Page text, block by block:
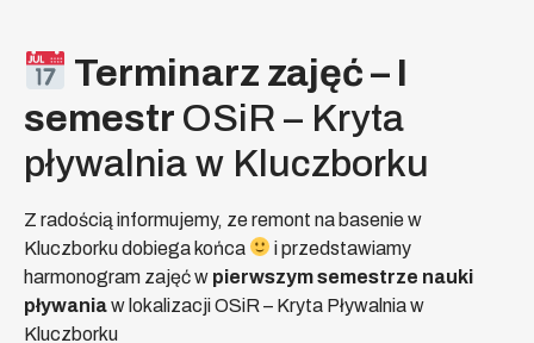
Terminarz zajęć – I
semestr OSiR – Kryta
pływalnia w Kluczborku
Z radością informujemy, ze remont na basenie w
Kluczborku dobiega końca
i przedstawiamy
harmonogram zajęć w pierwszym semestrze nauki
pływaniaw lokalizacji OSiR – Kryta Pływalnia w
Kluczborku